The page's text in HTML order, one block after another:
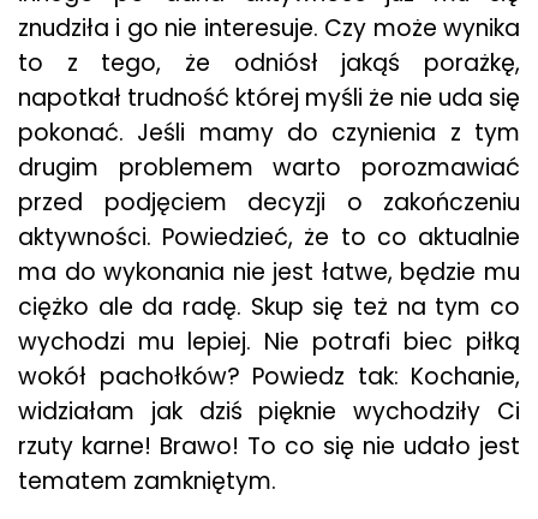
znudziła i go nie interesuje. Czy może wynika
to z tego, że odniósł jakąś porażkę,
napotkał trudność której myśli że nie uda się
pokonać. Jeśli mamy do czynienia z tym
drugim problemem warto porozmawiać
przed podjęciem decyzji o zakończeniu
aktywności. Powiedzieć, że to co aktualnie
ma do wykonania nie jest łatwe, będzie mu
ciężko ale da radę. Skup się też na tym co
wychodzi mu lepiej. Nie potrafi biec piłką
wokół pachołków? Powiedz tak: Kochanie,
widziałam jak dziś pięknie wychodziły Ci
rzuty karne! Brawo! To co się nie udało jest
tematem zamkniętym.